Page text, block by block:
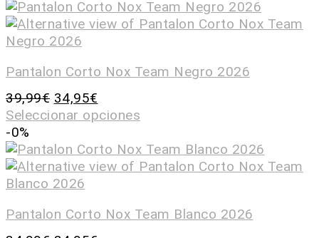
Pantalon Corto Nox Team Negro 2026
39,99€ 34,95€
Seleccionar opciones
-0%
Pantalon Corto Nox Team Blanco 2026